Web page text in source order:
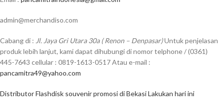
admin@merchandiso.com
Cabang di : Jl. Jaya Gri Utara 30a ( Renon – Denpasar)Untuk penjelasan
produk lebih lanjut, kami dapat dihubungi di nomor telphone / (0361)
445-7643 cellular : 0819-1613-0517 Atau e-mail :
pancamitra49@yahoo.com
Distributor Flashdisk souvenir promosi di Bekasi Lakukan hari ini